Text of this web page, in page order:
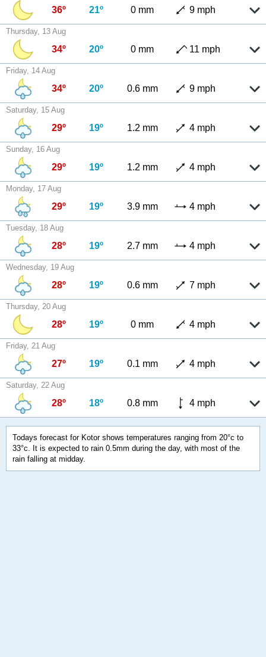
36º 21º 0 mm 9 mph
Thursday, 13 Aug
34º 20º 0 mm 11 mph
Friday, 14 Aug
34º 20º 0.6 mm 9 mph
Saturday, 15 Aug
29º 19º 1.2 mm 4 mph
Sunday, 16 Aug
29º 19º 1.2 mm 4 mph
Monday, 17 Aug
29º 19º 3.9 mm 4 mph
Tuesday, 18 Aug
28º 19º 2.7 mm 4 mph
Wednesday, 19 Aug
28º 19º 0.6 mm 7 mph
Thursday, 20 Aug
28º 19º 0 mm 4 mph
Friday, 21 Aug
27º 19º 0.1 mm 4 mph
Saturday, 22 Aug
28º 18º 0.8 mm 4 mph
Todays forecast for Kotor shows temperatures ranging from 20°c to
33°c. It is expected to rain 0.5mm during the day, with most of the
rain falling at midday.